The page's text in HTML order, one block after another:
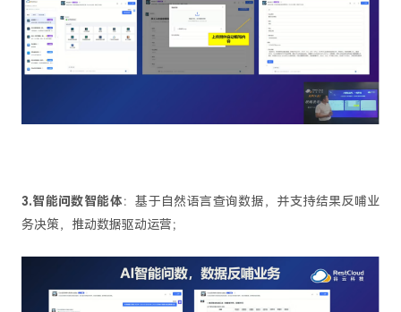
3.智能问数智能体：基于自然语言查询数据，并支持结果反哺业
务决策，推动数据驱动运营；